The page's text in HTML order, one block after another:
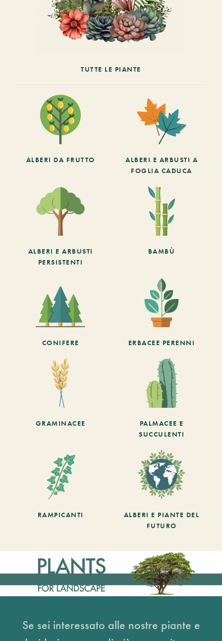
TUTTE LE PIANTE
ALBERI DA FRUTTO
ALBERI E ARBUSTI A
FOGLIA CADUCA
ALBERI E ARBUSTI
PERSISTENTI
BAMBÙ
CONIFERE ERBACEE PERENNI
GRAMINACEE
PALMACEE E
SUCCULENTI
RAMPICANTI
ALBERI E PIANTE DEL
FUTURO
Se sei interessato alle nostre piante e